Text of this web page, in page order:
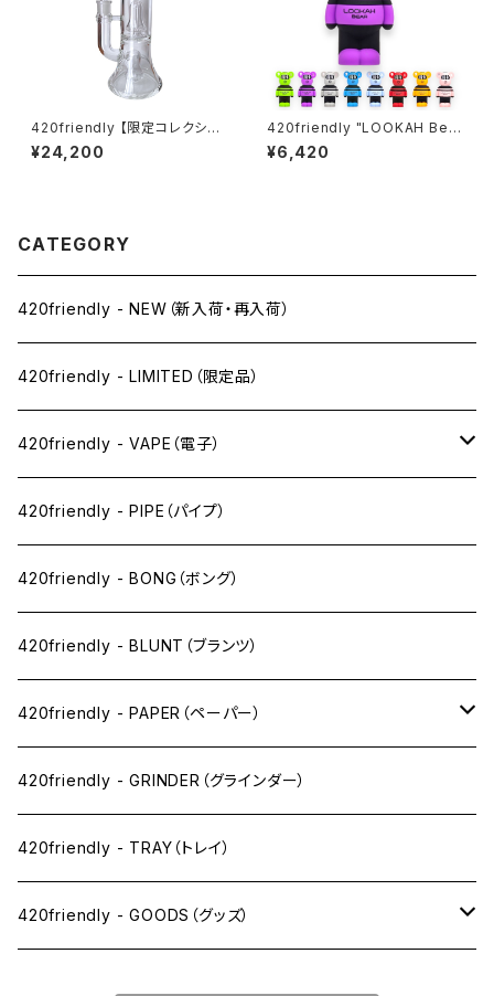
420friendly 【限定コレクショ
ン】EG Glass - Double Perc
Glass Bong / ガラスボング (2
¥24,200
420friendly "LOOKAH Bea
r" コンパクト×高性能 510 カー
トバッテリー
¥6,420
CATEGORY
420friendly - NEW（新入荷・再入荷）
420friendly - LIMITED（限定品）
420friendly - VAPE（電子）
ペン下
ニコパフ系
ドライ系
ワックス系
420friendly - PIPE（パイプ）
420friendly - BONG（ボング）
420friendly - BLUNT（ブランツ）
420friendly - PAPER（ペーパー）
SW(シングルワイド）サイズ
1 1/4サイズ
キングサイズスリム
420friendly - GRINDER（グラインダー）
420friendly - TRAY（トレイ）
420friendly - GOODS（グッズ）